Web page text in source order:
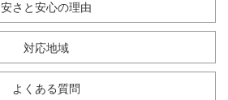
安さと安心の理由
対応地域
よくある質問